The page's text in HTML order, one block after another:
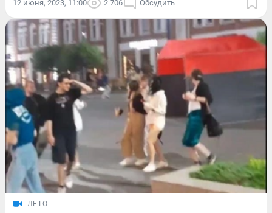
12 июня, 2023, 11:00 2 706 Обсудить
ЛЕТО